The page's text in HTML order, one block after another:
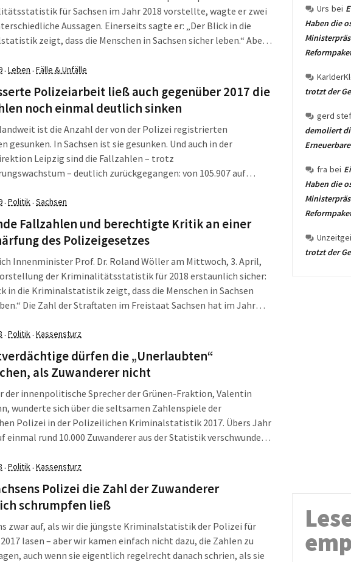
für Sachsen im Jahr 2018 vorstellte, wagte er zwei
Aussagen. Einerseits sagte er: „Der Blick in die
zeigt, dass die Menschen in Sachsen sicher leben.“ Aber
wieder ein bisschen zu erschrecken: „Die gefühlte
ist leicht gestiegen.“
· Leben · Fälle & Unfälle
Polizeiarbeit ließ auch gegenüber 2017 die
noch einmal deutlich sinken
ist die Anzahl der von der Polizei registrierten
gesunken. In Sachsen ist sie gesunken. Und auch in der
Leipzig sind die Fallzahlen – trotz
– deutlich zurückgegangen: von 105.907 auf
Torsten Schultze hat zumindest versucht zu erklären,
liegen könnte.
· Politik· Sachsen
Fallzahlen und berechtigte Kritik an einer
des Polizeigesetzes
Innenminister Prof. Dr. Roland Wöller am Mittwoch, 3. April,
der Kriminalitätsstatistik für 2018 erstaunlich sicher:
in die Kriminalstatistik zeigt, dass die Menschen in Sachsen
Die Zahl der Straftaten im Freistaat Sachsen hat im Jahr
Fälle registriert, 2017 waren es noch 323.136.
· Politik· Kassensturz
dürfen die „Unerlaubten“
als Zuwanderer nicht
der innenpolitische Sprecher der Grünen-Fraktion, Valentin
wunderte sich über die seltsamen Zahlenspiele der
Polizei in der Polizeilichen Kriminalstatistik 2017. Übers Jahr
einmal rund 10.000 Zuwanderer aus der Statistik verschwunden
innenpolitische Sprecher der Linksfraktion, Enrico Stange,
sich – und fragte nach.
· Politik· Kassensturz
Polizei die Zahl der Zuwanderer
schrumpfen ließ
zwar auf, als wir die jüngste Kriminalstatistik der Polizei für
lasen – aber wir kamen einfach nicht dazu, die Zahlen zu
auch wenn sie eigentlich regelrecht danach schrien, als sie
Urs bei
Haben die
trotzt der
gerd
demoliert
fra bei
Haben die
trotzt der